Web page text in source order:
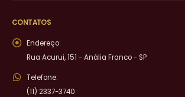
CONTATOS
Endereço:
Rua Acurui, 151 - Anália Franco - SP
Telefone:
(11) 2337-3740